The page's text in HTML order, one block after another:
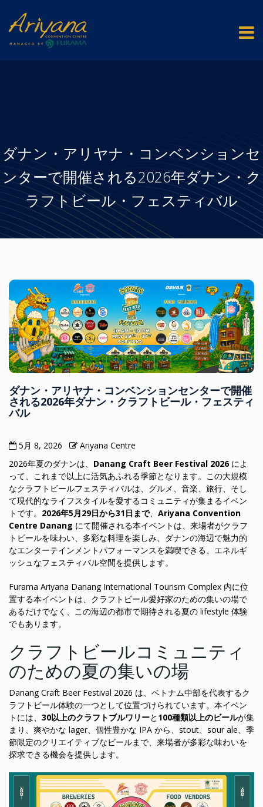
ダナン・アリヤナ・コンベンションセ
ンターで開催される2026年ダナン・ク
ラフトビール・フェスティバル
ダナン・アリヤナ・コンベンションセンターで開催
される2026年ダナン・クラフトビール・フェスティ
バル
5月 8, 2026
Ariyana Centre
2026年夏のダナンは、 Danang Craft Beer Festival 2026によ
って、これまで以上に活気あふれる季節となります。この大規模
なクラフトビールフェスティバルは、グルメ、音楽、旅行、そし
て現代的なライフスタイルを愛するコミュニティが集まるイベン
トです。 2026年5月29日から31日まで、 Ariyana Convention
Centre Danang にて開催される本イベントは、来場者がクラフ
トビールを味わい、多彩な料理を楽しみ、ダナンの海辺で魅力的
なエンターテインメントパフォーマンスを満喫できる、エネルギ
ッシュなフェスティバル空間を提供します。
Furama Ariyana Danang International Tourism Complex 内に位
置する本イベントは、クラフトビール愛好家のための集いの場で
あるだけでなく、この海辺の都市で期待される夏の lifestyle 体験
でもあります。
クラフトビールコミュニティ
のための夏の集いの場
Danang Craft Beer Festival 2026 は、ベトナム中部を代表するク
ラフトビール体験の一つとして位置づけられています。本イベン
トには、 30以上のクラフトブルワリーと 100種類以上のビールが集
まり、爽やかな lager、個性豊かな IPA から、stout、sour ale、季
節限定のクリエイティブなビールまで、来場者が多彩な味わいを
探求できる機会を提供します。